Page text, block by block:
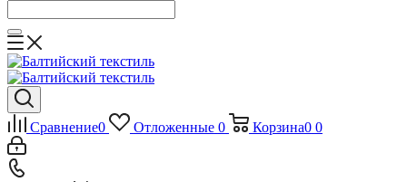
Сравнение0 Отложенные 0 Корзина0 0